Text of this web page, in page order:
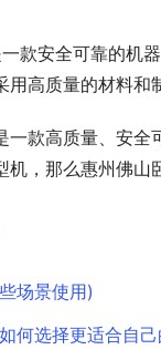
款安全可靠的机
高质量的材料和
一款高质量、安
，那么惠州佛山
场景使用)
何选择更适合自